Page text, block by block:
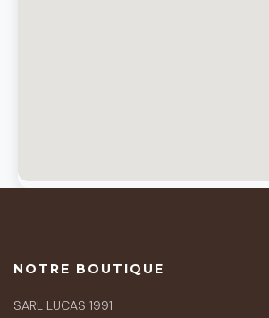
NOTRE BOUTIQUE
SARL LUCAS 1991